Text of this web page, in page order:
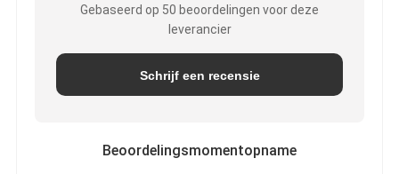
Gebaseerd op 50 beoordelingen voor deze
leverancier
Schrijf een recensie
Beoordelingsmomentopname